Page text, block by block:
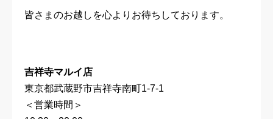
皆さまのお越しを心よりお待ちしております。
吉祥寺マルイ店
東京都武蔵野市吉祥寺南町1-7-1
＜営業時間＞